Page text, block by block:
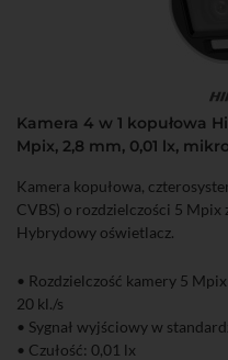
Kamera 4 w 1 kopułowa
Mpix, 2,8 mm, 0,01 lx,
Kamera kopułowa,
CVBS) o rozdzielczości 5
Hybrydowy oświetlacz.
• Rozdzielczość kamery 5
20 kl./s
• Sygnał wyjściowy w
• Czułość: 0,01 lx